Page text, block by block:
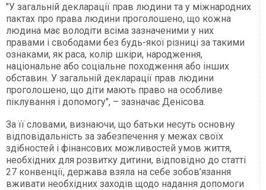
"У загальній декларації прав людини та у міжнародних
пактах про права людини проголошено, що кожна
людина має володіти всіма зазначеними у них
правами і свободами без будь-якої різниці за такими
ознаками, як раса, колір шкіри, народження,
національне або соціальне походження або інших
обставин. У загальній декларації прав людини
проголошено, що діти мають право на особливе
піклування і допомогу", – зазначає Денісова.
За її словами, визнаючи, що батьки несуть основну
відповідальність за забезпечення у межах своїх
здібностей і фінансових можливостей умов життя,
необхідних для розвитку дитини, відповідно до статті
27 конвенції, держава взяла на себе зобов’язання
вживати необхідних заходів щодо надання допомоги